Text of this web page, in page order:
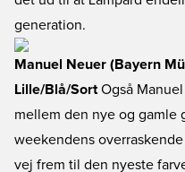
generation.
Manuel Neuer (Bayern
Lille/Blå/Sort Også
mellem den nye og gamle
weekendens
vej frem til den nyeste